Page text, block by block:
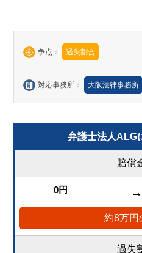
争点： 過失割合
対応事務所： 大阪法律事務所
弁護士法人ALG
賠償
0円 →
約8万円
過失